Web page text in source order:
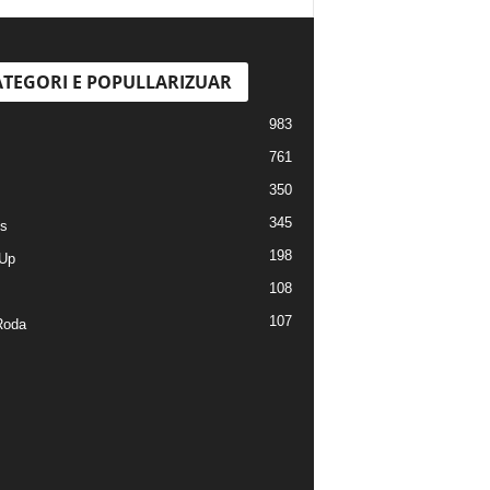
E POPULLARIZUAR
983
761
350
345
198
108
107